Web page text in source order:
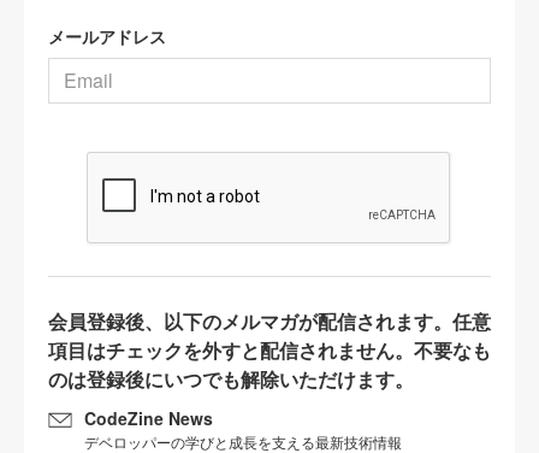
メールアドレス
会員登録後、以下のメルマガが配信されます。任意
項目はチェックを外すと配信されません。不要なも
のは登録後にいつでも解除いただけます。
CodeZine News
デベロッパーの学びと成長を支える最新技術情報